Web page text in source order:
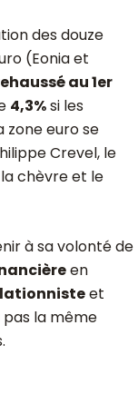
des douze
(Eonia et
au 1er
4,3%si les
zone euro se
Crevel, le
chèvre et le
à sa volonté de
en
et
pas la même